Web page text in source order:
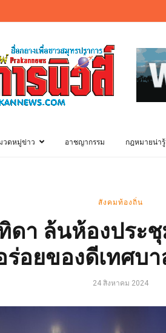
วดหมู่ข่าว อาชญากรรม กฎหมายน่ารู้
สังคมท้องถิ่น
ดา ล้นห้องประ
ร่อยของดีเทศบ
24 สิงหาคม 2024